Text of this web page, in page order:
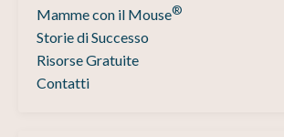
Mamme con il Mouse®
Storie di Successo
Risorse Gratuite
Contatti